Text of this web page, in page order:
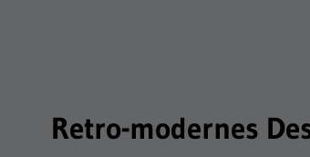
Retro-modernes